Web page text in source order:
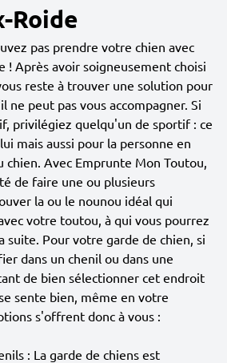
Roide
pas prendre votre chien avec
! Après avoir soigneusement choisi
reste à trouver une solution pour
ne peut pas vous accompagner. Si
privilégiez quelqu'un de sportif : ce
mais aussi pour la personne en
chien. Avec Emprunte Mon Toutou,
de faire une ou plusieurs
la ou le nounou idéal qui
votre toutou, à qui vous pourrez
suite. Pour votre garde de chien, si
dans un chenil ou dans une
de bien sélectionner cet endroit
sente bien, même en votre
s'offrent donc à vous :
: La garde de chiens est